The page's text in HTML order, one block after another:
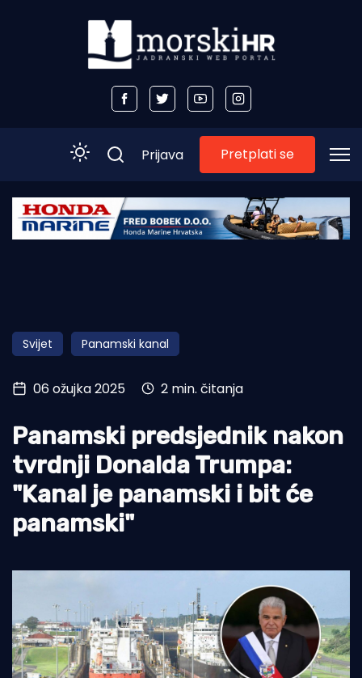
Početna
Obala
Otoci
Turizam i nautika
Pomorstvo
Ribolov
Ekologija
Tradicija i kultura
Prijava Pretplati se
Svijet Panamski kanal
06 ožujka 2025 2 min. čitanja
Panamski predsjednik nakon
tvrdnji Donalda Trumpa:
"Kanal je panamski i bit će
panamski"